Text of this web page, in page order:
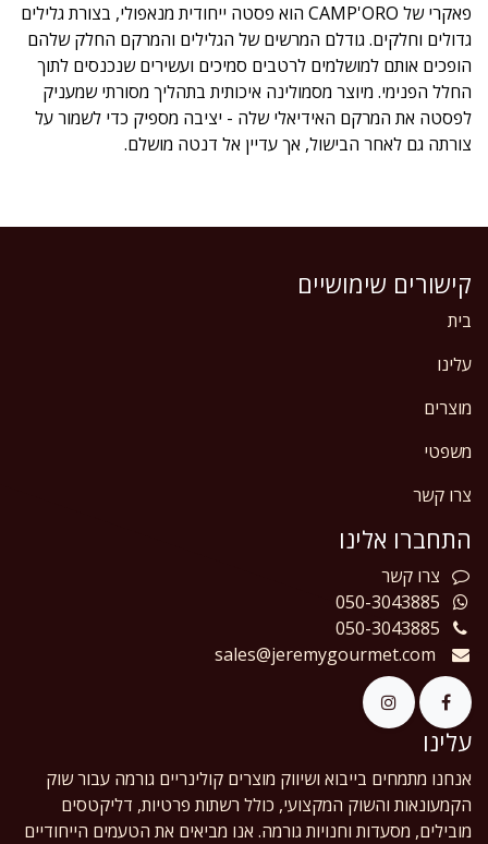
פאקרי של CAMP'ORO הוא פסטה ייחודית מנאפולי, בצורת גלילים
גדולים וחלקים. גודלם המרשים של הגלילים והמרקם החלק שלהם
הופכים אותם למושלמים לרטבים סמיכים ועשירים שנכנסים לתוך
החלל הפנימי. מיוצר מסמולינה איכותית בתהליך מסורתי שמעניק
לפסטה את המרקם האידיאלי שלה - יציבה מספיק כדי לשמור על
צורתה גם לאחר הבישול, אך עדיין אל דנטה מושלם.
קישורים שימושיים
בית
עלינו
מוצרים
משפטי
צרו קשר
התחברו אלינו
צרו קשר
050-3043885
050-3043885
sales@jeremygourmet.com
עלינו
אנחנו מתמחים בייבוא ושיווק מוצרים קולינריים גורמה עבור שוק
הקמעונאות והשוק המקצועי, כולל רשתות פרטיות, דליקטסים
מובילים, מסעדות וחנויות גורמה. אנו מביאים את הטעמים הייחודיים